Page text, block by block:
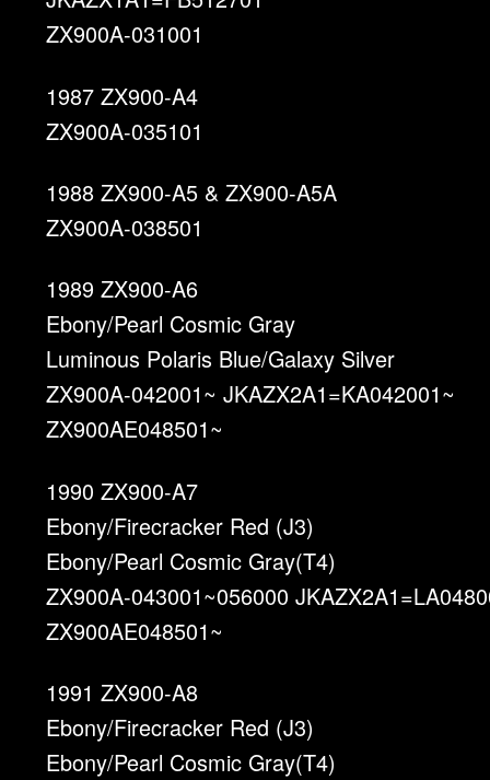
ZX900A-031001
1987 ZX900-A4
ZX900A-035101
1988 ZX900-A5 & ZX900-A5A
ZX900A-038501
1989 ZX900-A6
Ebony/Pearl Cosmic Gray
Luminous Polaris Blue/Galaxy Silver
ZX900A-042001~ JKAZX2A1=KA042001~
ZX900AE048501~
1990 ZX900-A7
Ebony/Firecracker Red (J3)
Ebony/Pearl Cosmic Gray(T4)
ZX900A-043001~056000
ZX900AE048501~
1991 ZX900-A8
Ebony/Firecracker Red (J3)
Ebony/Pearl Cosmic Gray(T4)